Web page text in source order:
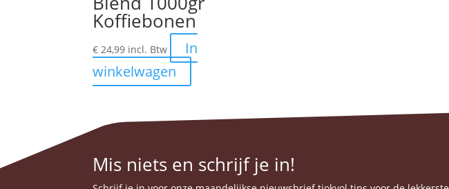
Koffiebonen
€ 24,99 incl. Btw
In
winkelwagen
Mis niets en schrijf je in!